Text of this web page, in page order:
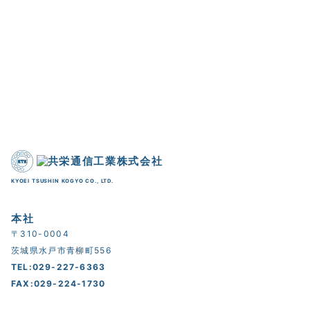
KYOEI TSUSHIN KOGYO CO., LTD.
本社
〒310-0004
茨城県水戸市青柳町556
TEL:029-227-6363
FAX:029-224-1730